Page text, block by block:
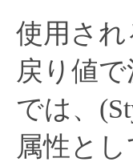
使用され
戻り値で
では、
属性と